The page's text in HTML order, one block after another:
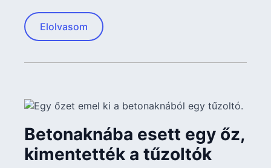
Elolvasom
Betonaknába esett egy őz,
kimentették a tűzoltók